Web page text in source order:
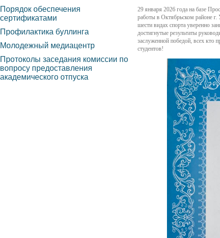
29 января 2026 года на базе
работы в Октябрьском районе
шести видах спорта уверенно
достигнутые результаты
заслуженной победой, всех кто
студентов!
Порядок обеспечения
сертификатами
Профилактика буллинга
Молодежный медиацентр
Протоколы заседания комиссии по
вопросу предоставления
академического отпуска